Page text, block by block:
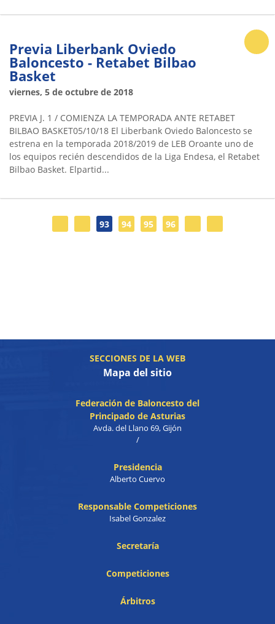
Previa Liberbank Oviedo
Baloncesto - Retabet Bilbao
Basket
viernes, 5 de octubre de 2018
PREVIA J. 1 / COMIENZA LA TEMPORADA ANTE RETABET
BILBAO BASKET05/10/18 El Liberbank Oviedo Baloncesto se
estrena en la temporada 2018/2019 de LEB Oroante uno de
los equipos recién descendidos de la Liga Endesa, el Retabet
Bilbao Basket. Elpartid...
93 94 95 96
SECCIONES DE LA WEB
Mapa del sitio
Federación de Baloncesto del
Principado de Asturias
Avda. del Llano 69, Gijón
/
Presidencia
Alberto Cuervo
Responsable Competiciones
Isabel Gonzalez
Secretaría
Competiciones
Árbitros